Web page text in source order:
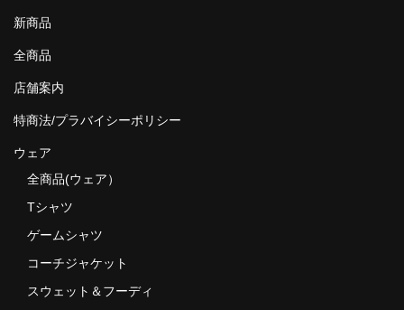
新商品
全商品
店舗案内
特商法/プラバイシーポリシー
ウェア
全商品(ウェア）
Tシャツ
ゲームシャツ
コーチジャケット
スウェット＆フーディ